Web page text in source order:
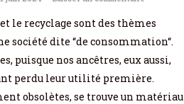
le recyclage sont des thèmes
société dite “de consommation“.
puisque nos ancêtres, eux aussi,
perdu leur utilité première.
obsolètes, se trouve un matériau